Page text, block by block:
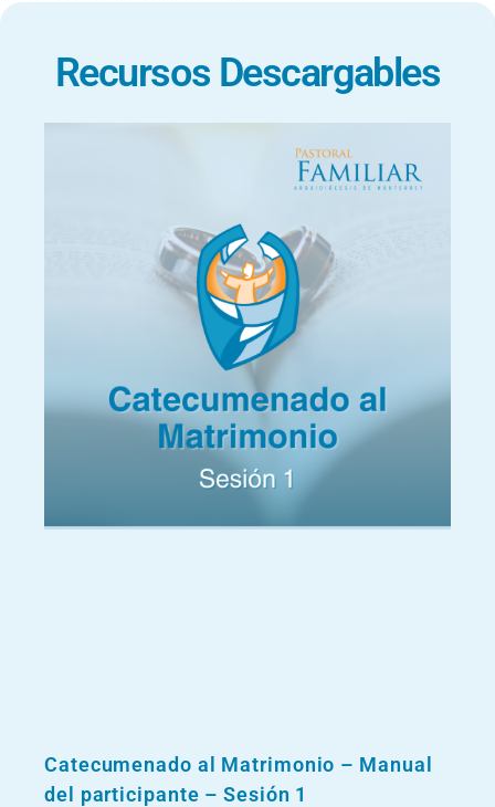
Recursos Descargables
Catecumenado al Matrimonio – Manual
del participante – Sesión 1